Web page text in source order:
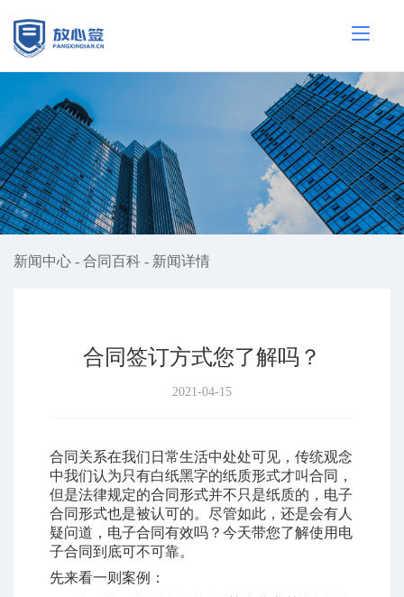
新闻中心 - 合同百科 - 新闻详情
合同签订方式您了解吗？
2021-04-15
合同 关系在我们日常生活中处处可见， 传统观念
中我们认为只有白纸黑字的纸质形式才叫合同，
但是法律规定的合同形式并不只是纸质的， 电子
合同形式也是被认可的。尽管如此，还是会有人
疑问道，电子合同有效吗？今天带您了解使用电
子合同到底可不可靠。
先来看一则 案例：